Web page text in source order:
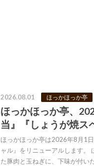
2026.08.01 ほっかほっか亭
ほっかほっか亭、
当』『しょうが焼ス
ほっかほっか亭は2026年8月1
ャル』をリニューアルします。
た豚肉と玉ねぎに、下味が付い